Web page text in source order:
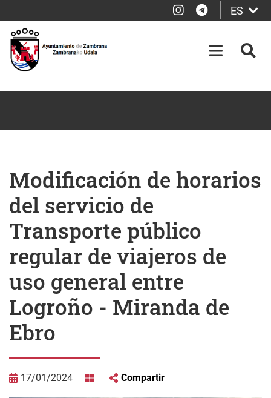
Instagram
Telegram
ES
OPEN-
Modificación de horarios
del servicio de
Transporte público
regular de viajeros de
uso general entre
Logroño - Miranda de
Ebro
17/01/2024 Compartir